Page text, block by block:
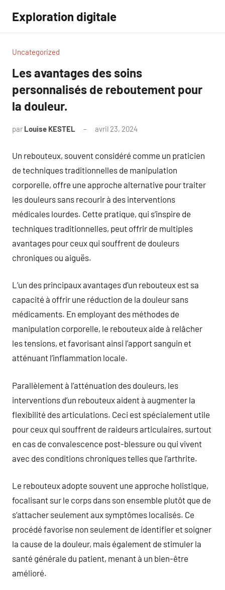
contenu
Exploration digitale
Uncategorized
Les avantages des soins
personnalisés de reboutement pour
la douleur.
par Louise KESTEL avril 23, 2024
Un rebouteux, souvent considéré comme un praticien
de techniques traditionnelles de manipulation
corporelle, offre une approche alternative pour traiter
les douleurs sans recourir à des interventions
médicales lourdes. Cette pratique, qui s’inspire de
techniques traditionnelles, peut offrir de multiples
avantages pour ceux qui souffrent de douleurs
chroniques ou aiguës.
L’un des principaux avantages d’un rebouteux est sa
capacité à offrir une réduction de la douleur sans
médicaments. En employant des méthodes de
manipulation corporelle, le rebouteux aide à relâcher
les tensions, et favorisant ainsi l’apport sanguin et
atténuant l’inflammation locale.
Parallèlement à l’atténuation des douleurs, les
interventions d’un rebouteux aident à augmenter la
flexibilité des articulations. Ceci est spécialement utile
pour ceux qui souffrent de raideurs articulaires, surtout
en cas de convalescence post-blessure ou qui vivent
avec des conditions chroniques telles que l’arthrite.
Le rebouteux adopte souvent une approche holistique,
focalisant sur le corps dans son ensemble plutôt que de
s’attacher seulement aux symptômes localisés. Ce
procédé favorise non seulement de identifier et soigner
la cause de la douleur, mais également de stimuler la
santé générale du patient, menant à un bien-être
amélioré.